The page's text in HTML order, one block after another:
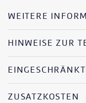
WEITERE
HINWEISE ZUR
ZUSATZKOSTEN